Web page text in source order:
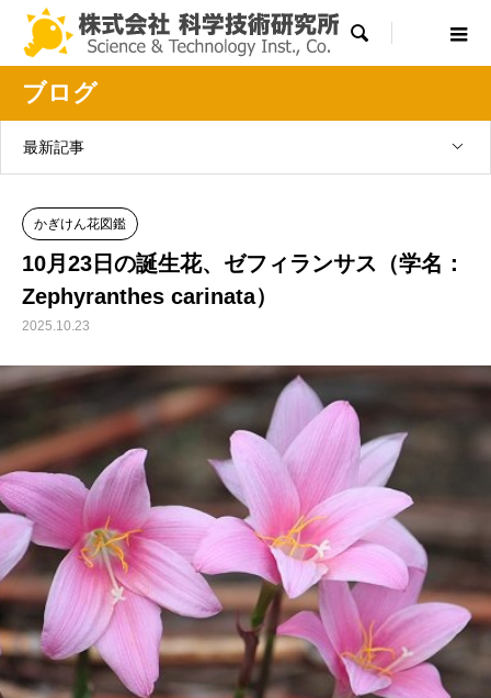

ブログ
最新記事
かぎけん花図鑑
10月23日の誕生花、ゼフィランサス（学名：
Zephyranthes carinata）
2025.10.23